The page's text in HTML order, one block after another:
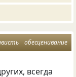
обесценивание
всегда